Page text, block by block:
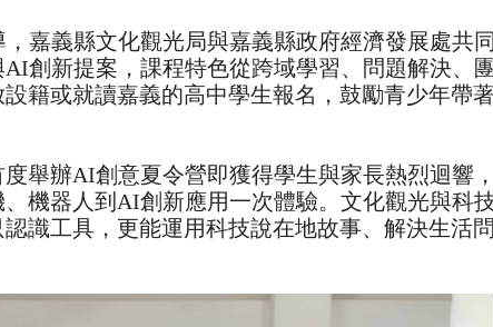
嘉義縣文化觀光局與嘉義縣政府經濟發展處共
創新提案，課程特色從跨域學習、問題解決、
籍或就讀嘉義的高中學生報名，鼓勵青少年帶
舉辦AI創意夏令營即獲得學生與家長熱烈迴響
機器人到AI創新應用一次體驗。文化觀光與科
識工具，更能運用科技說在地故事、解決生活